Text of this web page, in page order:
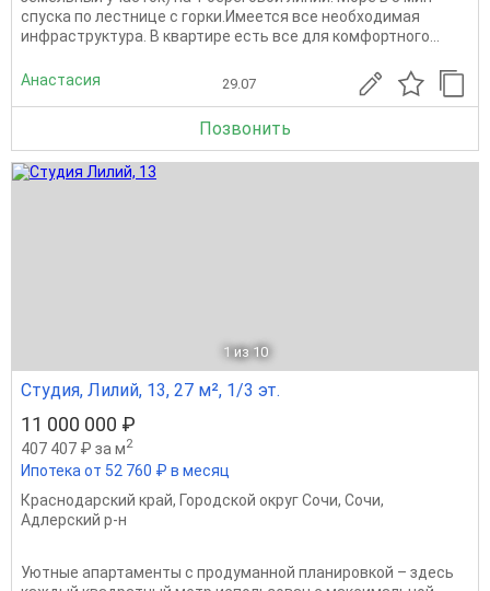
спуска по лестнице с горки.Имеется все необходимая
инфраструктура. В квартире есть все для комфортного...
Анастасия 29.07
Позвонить
1 из 10
Студия, Лилий, 13, 27 м², 1/3 эт.
11 000 000 ₽
407 407 ₽ за м2
Ипотека от 52 760 ₽ в месяц
Краснодарский край, Городской округ Сочи, Сочи,
Адлерский р-н
Уютные апартаменты с продуманной планировкой – здесь